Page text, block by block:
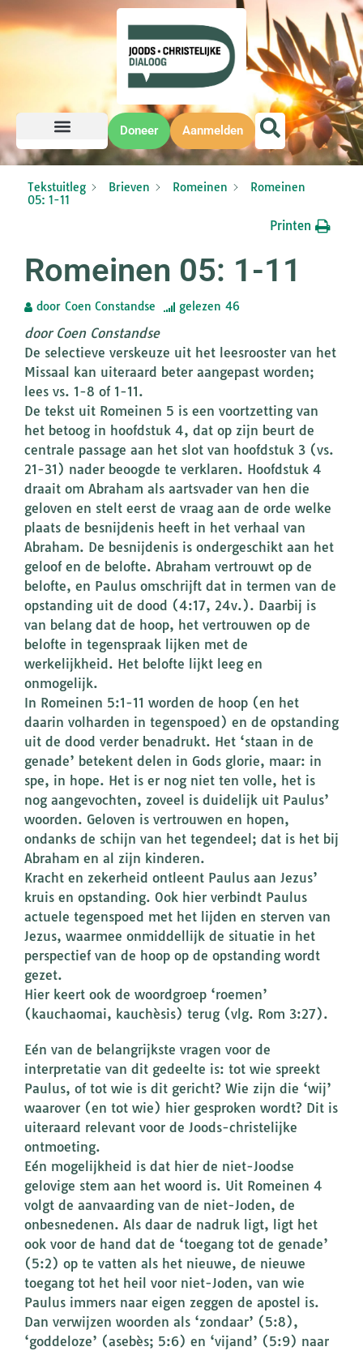
Doneer Aanmelden
Tekstuitleg Brieven Romeinen
Romeinen
05: 1-11
Printen
Romeinen 05: 1-11
door Coen Constandse gelezen 46
door Coen Constandse
De selectieve verskeuze uit het leesrooster van het
Missaal kan uiteraard beter aangepast worden;
lees vs. 1-8 of 1-11.
De tekst uit Romeinen 5 is een voortzetting van
het betoog in hoofdstuk 4, dat op zijn beurt de
centrale passage aan het slot van hoofdstuk 3 (vs.
21-31) nader beoogde te verklaren. Hoofdstuk 4
draait om Abraham als aartsvader van hen die
geloven en stelt eerst de vraag aan de orde welke
plaats de besnijdenis heeft in het verhaal van
Abraham. De besnijdenis is ondergeschikt aan het
geloof en de belofte. Abraham vertrouwt op de
belofte, en Paulus omschrijft dat in termen van de
opstanding uit de dood (4:17, 24v.). Daarbij is
van belang dat de hoop, het vertrouwen op de
belofte in tegenspraak lijken met de
werkelijkheid. Het belofte lijkt leeg en
onmogelijk.
In Romeinen 5:1-11 worden de hoop (en het
daarin volharden in tegenspoed) en de opstanding
uit de dood verder benadrukt. Het ‘staan in de
genade’ betekent delen in Gods glorie, maar: in
spe, in hope. Het is er nog niet ten volle, het is
nog aangevochten, zoveel is duidelijk uit Paulus’
woorden. Geloven is vertrouwen en hopen,
ondanks de schijn van het tegendeel; dat is het bij
Abraham en al zijn kinderen.
Kracht en zekerheid ontleent Paulus aan Jezus’
kruis en opstanding. Ook hier verbindt Paulus
actuele tegenspoed met het lijden en sterven van
Jezus, waarmee onmiddellijk de situatie in het
perspectief van de hoop op de opstanding wordt
gezet.
Hier keert ook de woordgroep ‘roemen’
(kauchaomai, kauchèsis) terug (vlg. Rom 3:27).
Eén van de belangrijkste vragen voor de
interpretatie van dit gedeelte is: tot wie spreekt
Paulus, of tot wie is dit gericht? Wie zijn die ‘wij’
waarover (en tot wie) hier gesproken wordt? Dit is
uiteraard relevant voor de Joods-christelijke
ontmoeting.
Eén mogelijkheid is dat hier de niet-Joodse
gelovige stem aan het woord is. Uit Romeinen 4
volgt de aanvaarding van de niet-Joden, de
onbesnedenen. Als daar de nadruk ligt, ligt het
ook voor de hand dat de ‘toegang tot de genade’
(5:2) op te vatten als het nieuwe, de nieuwe
toegang tot het heil voor niet-Joden, van wie
Paulus immers naar eigen zeggen de apostel is.
Dan verwijzen woorden als ‘zondaar’ (5:8),
‘goddeloze’ (asebès; 5:6) en ‘vijand’ (5:9) naar